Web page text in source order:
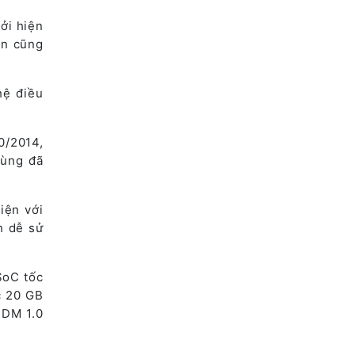
hiện
cũng
điều
2014,
đã
với
dễ sử
tốc
GB
1.0